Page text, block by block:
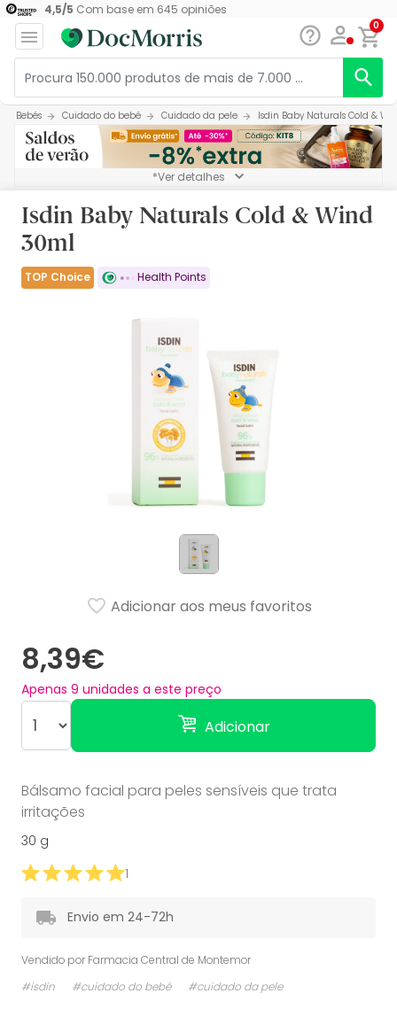
4,5/5 Com base em 645 opiniões
0
Bebés Cuidado do bebé Cuidado da pele Isdin Baby Naturals Cold &
*Ver detalhes
Isdin Baby Naturals Cold & Wind
30ml
TOP Choice Health Points
8,39€
Apenas 9 unidades a este preço
Adicionar
Adicionar aos meus favoritos
Bálsamo facial para peles sensíveis que trata
irritações
30 g
1
Envio em 24-72h
Vendido por Farmacia Central de Montemor
#isdin
#cuidado do bebé #cuidado da pele